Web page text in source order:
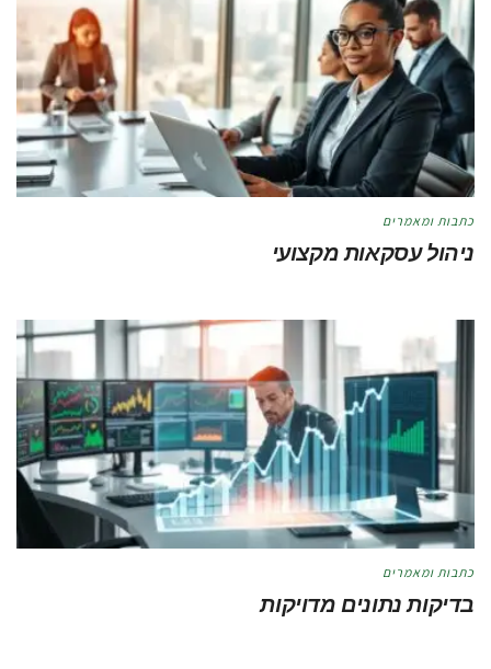
כתבות ומאמרים
ניהול עסקאות מקצועי
כתבות ומאמרים
בדיקות נתונים מדויקות